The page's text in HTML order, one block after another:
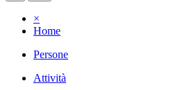
×
Home
Persone
Attività